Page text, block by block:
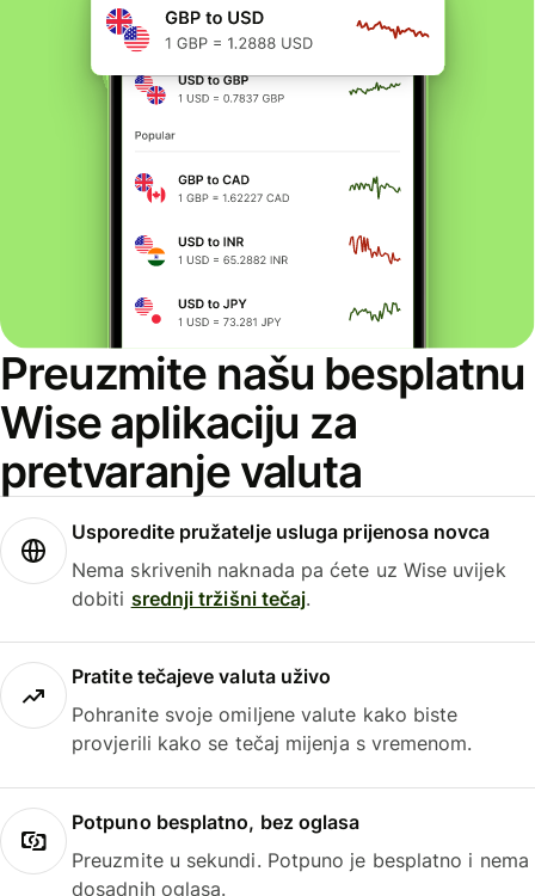
Preuzmite našu besplatnu
Wise aplikaciju za
pretvaranje valuta
Usporedite pružatelje usluga prijenosa novca
Nema skrivenih naknada pa ćete uz Wise uvijek
dobiti srednji tržišni tečaj.
Pratite tečajeve valuta uživo
Pohranite svoje omiljene valute kako biste
provjerili kako se tečaj mijenja s vremenom.
Potpuno besplatno, bez oglasa
Preuzmite u sekundi. Potpuno je besplatno i nema
dosadnih oglasa.